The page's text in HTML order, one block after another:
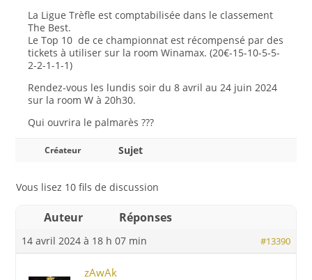
La Ligue Trèfle est comptabilisée dans le classement
The Best.
Le Top 10 de ce championnat est récompensé par des
tickets à utiliser sur la room Winamax. (20€-15-10-5-5-
2-2-1-1-1)
Rendez-vous les lundis soir du 8 avril au 24 juin 2024
sur la room W à 20h30.
Qui ouvrira le palmarès ???
Créateur Sujet
Vous lisez 10 fils de discussion
Auteur Réponses
14 avril 2024 à 18 h 07 min #13390
zAwAk